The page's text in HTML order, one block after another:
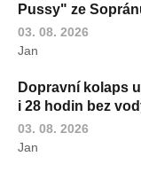
Pussy" ze
03. 08. 2026
Jan
Dopravní kolaps
i 28 hodin bez
03. 08. 2026
Jan